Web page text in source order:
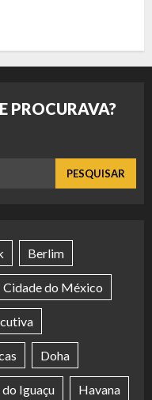
PROCURAVA?
Berlim
Cidade do México
Doha
do Iguaçu Havana